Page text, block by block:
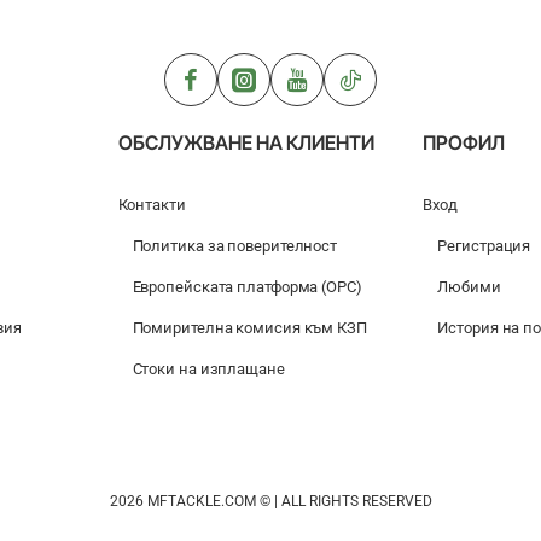
Fishmeal
Slow
Sinking
ОБСЛУЖВАНЕ НА КЛИЕНТИ
Контакти
Политика за поверителност
Европейската платформа (ОРС)
Помирителна комисия към КЗП
Стоки на изплащане
ПРОФИЛ
Вход
Регистрация
Любими
История на
2026 MFTACKLE.COM © | ALL RIGHTS RESERVED